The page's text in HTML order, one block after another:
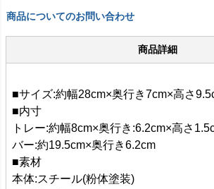
商品についてのお問い合わせ
商品詳細
■サイズ:約幅28cm×奥行き7cm×高さ
■内寸
トレー:約幅8cm×奥行き:6.2cm×高さ
バー:約19.5cm×奥行き6.2cm
■素材
本体:スチール(粉体塗装)